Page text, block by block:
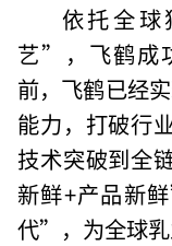
依托全
艺”，飞鹤成
前，飞鹤已经
能力，打破行
技术突破到全
新鲜+产品新
代”，为全球乳